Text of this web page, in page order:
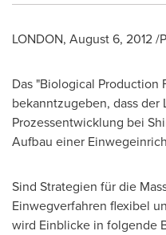
LONDON, August 6, 2012/
Das "Biological Production
bekanntzugeben, dassder
Prozessentwicklung bei
Aufbau einer
Sind Strategien für die
Einwegverfahren flexibel
wird Einblicke in folgende